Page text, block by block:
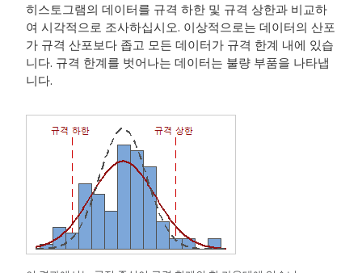
히스토그램의 데이터를 규격 하한 및 규격 상한과 비교하
여 시각적으로 조사하십시오. 이상적으로는 데이터의 산포
가 규격 산포보다 좁고 모든 데이터가 규격 한계 내에 있습
니다. 규격 한계를 벗어나는 데이터는 불량 부품을 나타냅
니다.